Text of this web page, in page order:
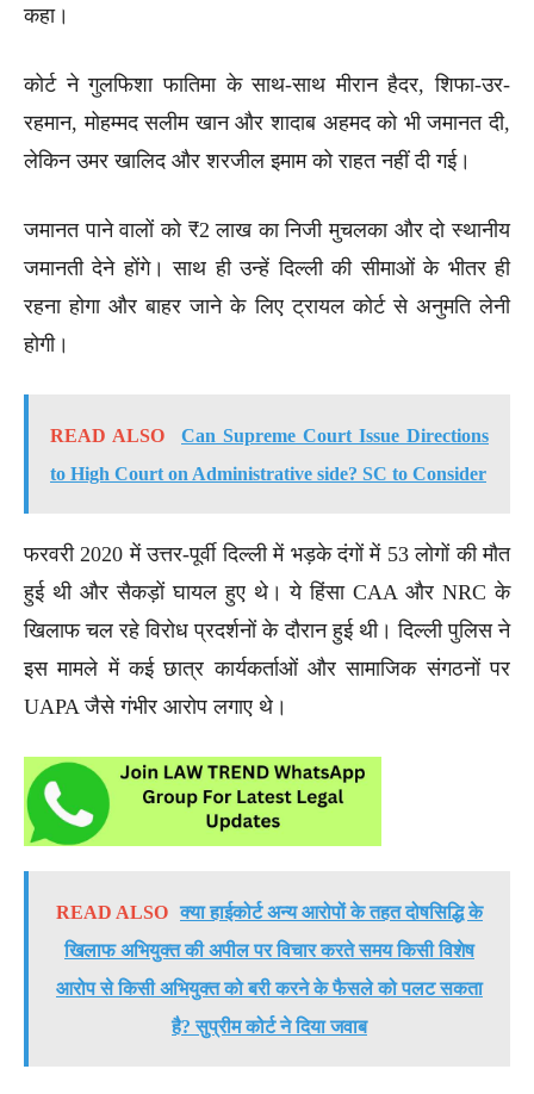
कहा।
कोर्ट ने गुलफिशा फातिमा के साथ-साथ मीरान हैदर, शिफा-उर-
रहमान, मोहम्मद सलीम खान और शादाब अहमद को भी जमानत दी,
लेकिन उमर खालिद और शरजील इमाम को राहत नहीं दी गई।
जमानत पाने वालों को ₹2 लाख का निजी मुचलका और दो स्थानीय
जमानती देने होंगे। साथ ही उन्हें दिल्ली की सीमाओं के भीतर ही
रहना होगा और बाहर जाने के लिए ट्रायल कोर्ट से अनुमति लेनी
होगी।
READ ALSO
Can Supreme Court Issue Directions
to High Court on Administrative side? SC to Consider
फरवरी 2020 में उत्तर-पूर्वी दिल्ली में भड़के दंगों में 53 लोगों की मौत
हुई थी और सैकड़ों घायल हुए थे। ये हिंसा CAA और NRC के
खिलाफ चल रहे विरोध प्रदर्शनों के दौरान हुई थी। दिल्ली पुलिस ने
इस मामले में कई छात्र कार्यकर्ताओं और सामाजिक संगठनों पर
UAPA जैसे गंभीर आरोप लगाए थे।
READ ALSO क्या हाईकोर्ट अन्य आरोपों के तहत दोषसिद्धि के
खिलाफ अभियुक्त की अपील पर विचार करते समय किसी विशेष
आरोप से किसी अभियुक्त को बरी करने के फैसले को पलट सकता
है? सुप्रीम कोर्ट ने दिया जवाब